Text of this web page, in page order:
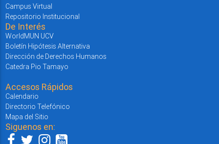
Campus Virtual
Repositorio Institucional
De Interés
WorldMUN UCV
Boletín Hipótesis Alternativa
Dirección de Derechos Humanos
Catedra Pio Tamayo
Accesos Rápidos
Calendario
Directorio Telefónico
Mapa del Sitio
Siguenos en: